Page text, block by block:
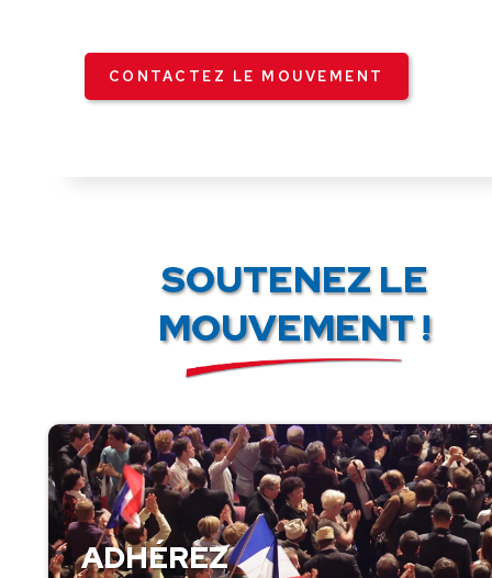
CONTACTEZ LE MOUVEMENT
SOUTENEZ LE
MOUVEMENT !
ADHÉREZ